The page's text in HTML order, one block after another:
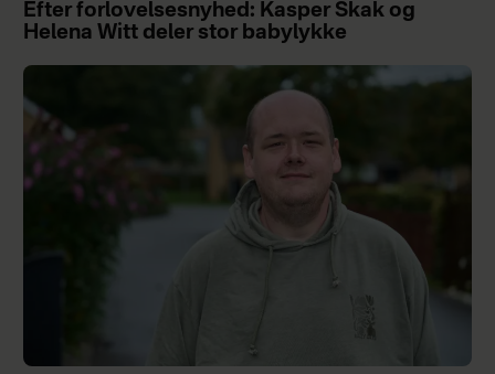
Efter forlovelsesnyhed: Kasper Skak og
Helena Witt deler stor babylykke